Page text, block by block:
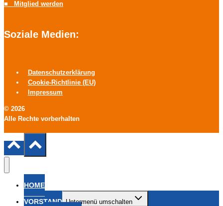
■ Mitglied werden
Soziale Medien:
Datenschutzerklärung
Cookie-Richtlinie (EU)
Impressum
© 2026
Alle Rechte vorberhalten
HOME
VORSTAND Untermenü umschalten